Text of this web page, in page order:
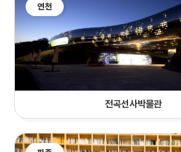
연천
전곡선사박물관